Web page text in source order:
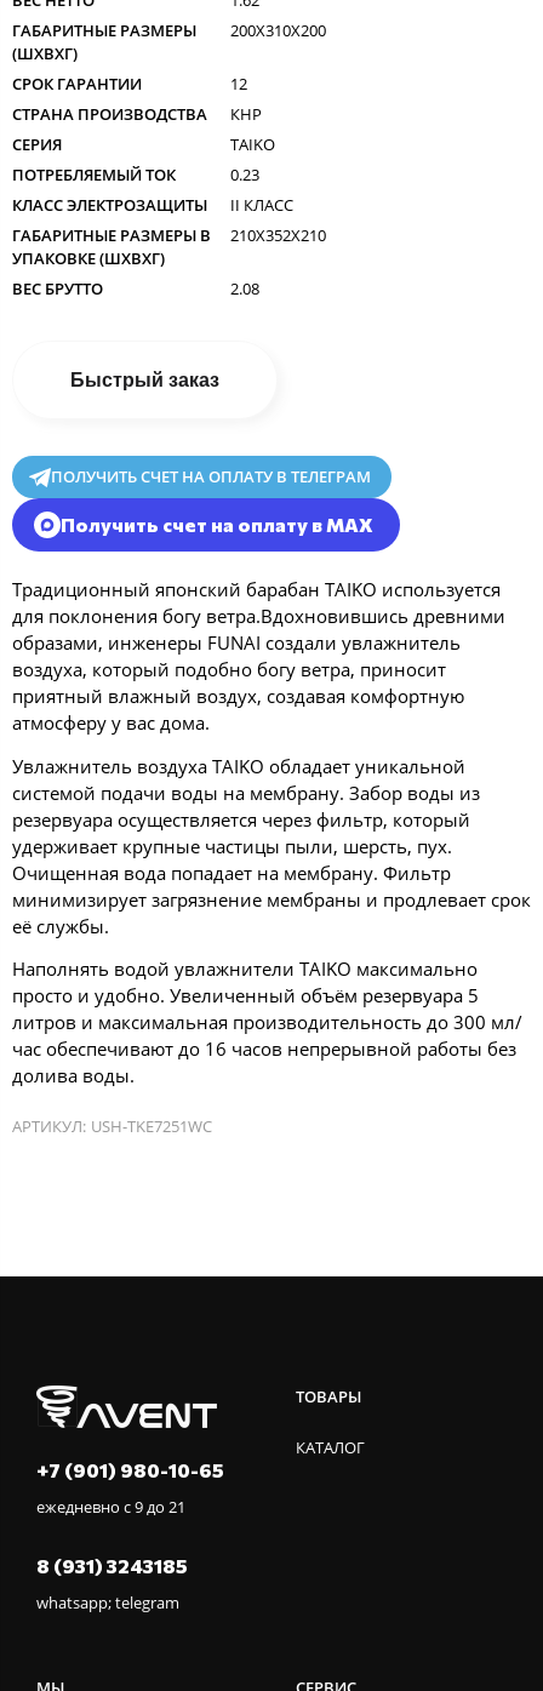
ГАБАРИТНЫЕ РАЗМЕРЫ
(ШXВXГ)
200X310X200
СРОК ГАРАНТИИ
12
СТРАНА ПРОИЗВОДСТВА
КНР
СЕРИЯ
TAIKO
ПОТРЕБЛЯЕМЫЙ ТОК
0.23
КЛАСС ЭЛЕКТРОЗАЩИТЫ
II КЛАСС
ГАБАРИТНЫЕ РАЗМЕРЫ В
УПАКОВКЕ (ШXВXГ)
210X352X210
ВЕС БРУТТО 2.08
Быстрый заказ
ПОЛУЧИТЬ СЧЕТ НА ОПЛАТУ В ТЕЛЕГРАМ
Получить счет на оплату в MAX
Традиционный японский барабан TAIKO используется
для поклонения богу ветра.Вдохновившись древними
образами, инженеры FUNAI создали увлажнитель
воздуха, который подобно богу ветра, приносит
приятный влажный воздух, создавая комфортную
атмосферу у вас дома.
Увлажнитель воздуха TAIKO обладает уникальной
системой подачи воды на мембрану. Забор воды из
резервуара осуществляется через фильтр, который
удерживает крупные частицы пыли, шерсть, пух.
Очищенная вода попадает на мембрану. Фильтр
минимизирует загрязнение мембраны и продлевает срок
её службы.
Наполнять водой увлажнители TAIKO максимально
просто и удобно. Увеличенный объём резервуара 5
литров и максимальная производительность до 300 мл/
час обеспечивают до 16 часов непрерывной работы без
долива воды.
АРТИКУЛ: USH-TKE7251WC
+7 (901) 980-10-65
ежедневно с 9 до 21
8 (931) 3243185
whatsapp; telegram
ТОВАРЫ
КАТАЛОГ